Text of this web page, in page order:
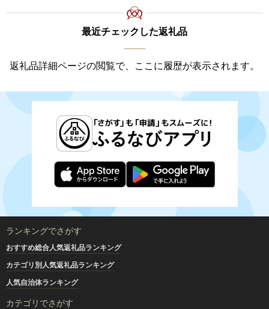
最近チェックした返礼品
返礼品詳細ページの閲覧で、ここに履歴が表示されます。
ランキングでさがす
おすすめ総合人気返礼品ランキング
カテゴリ別人気返礼品ランキング
人気自治体ランキング
カテゴリでさがす